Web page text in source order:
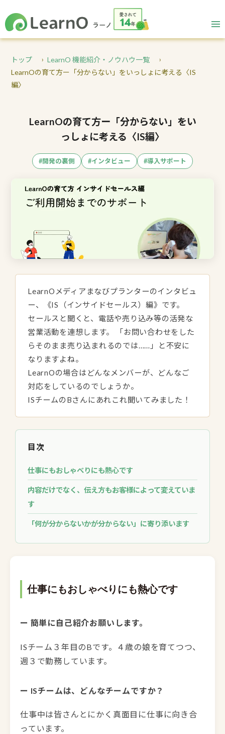
トップ
LearnO 機能紹介・ノウハウ一覧
LearnOの育て方ー「分からない」をいっしょに考える〈IS
編〉
LearnOの育て方ー「分からない」をい
っしょに考える〈IS編〉
#開発の裏側 #インタビュー #導入サポート
LearnOメディアまなびプランターのインタビュ
ー、《IS（インサイドセールス）編》です。
セールスと聞くと、電話や売り込み等の活発な
営業活動を連想します。 「お問い合わせをした
らそのまま売り込まれるのでは……」と不安に
なりますよね。
LearnOの場合はどんなメンバーが、どんなご
対応をしているのでしょうか。
ISチームのBさんにあれこれ聞いてみました！
目次
仕事にもおしゃべりにも熱心です
内容だけでなく、伝え方もお客様によって変えていま
す
「何が分からないかが分からない」に寄り添います
仕事にもおしゃべりにも熱心です
ー 簡単に自己紹介お願いします。
ISチーム３年目のBです。４歳の娘を育てつつ、
週３で勤務しています。
ー ISチームは、どんなチームですか？
仕事中は皆さんとにかく真面目に仕事に向き合
っています。